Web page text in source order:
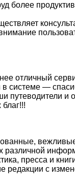
более
отличный
—
путеводители
различной
пресса и
редакции с